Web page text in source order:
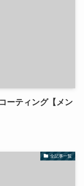
ーティング【メン
全記事一覧